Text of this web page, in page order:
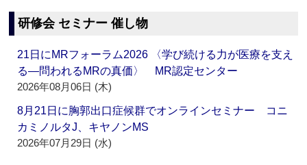
研修会 セミナー 催し物
21日にMRフォーラム2026 〈学び続ける力が医療を支え
る―問われるMRの真価〉 MR認定センター
2026年08月06日 (木)
8月21日に胸郭出口症候群でオンラインセミナー コニ
カミノルタJ、キヤノンMS
2026年07月29日 (水)